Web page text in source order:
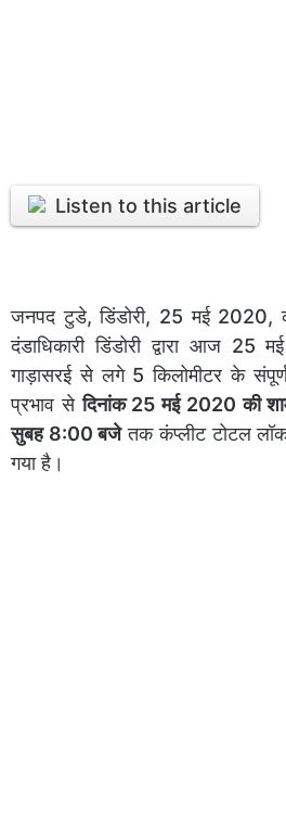
Listen to this article
जनपद टुडे, डिंडोरी, 25 मई 2020,
दंडाधिकारी डिंडोरी द्वारा आज 25
गाड़ासरई से लगे 5 किलोमीटर के
प्रभाव सेदिनांक 25 मई 2020 की
सुबह 8:00 बजेतक कंप्लीट टोटल लॉक
गया है।